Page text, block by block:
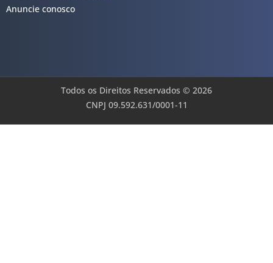
Anuncie conosco
Todos os Direitos Reservados © 2026
CNPJ 09.592.631/0001-11